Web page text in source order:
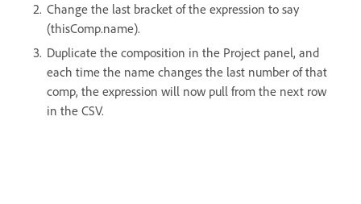
Change the last bracket of the expression to say
(thisComp.name).
Duplicate the composition in the Project panel, and
each time the name changes the last number of that
comp, the expression will now pull from the next row
in the CSV.